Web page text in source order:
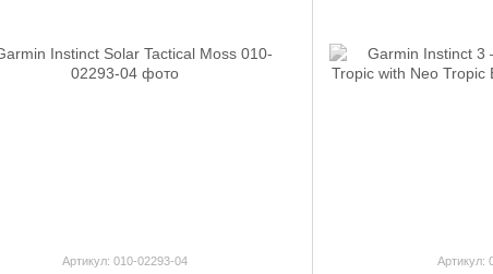
Артикул: 010-02293-04 Артикул: